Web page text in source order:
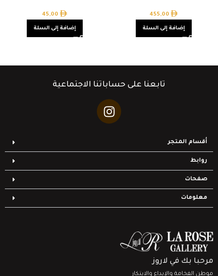
455,00
إضافة إلى السلة
45,00
إضافة إلى السلة
تابعنا على حساباتنا الاجتماعية
أقسام المتجر
روابط
صفحات
معلومات
مرحبا بك في لاروز
موطن الفخامة والإبداع والابتكار